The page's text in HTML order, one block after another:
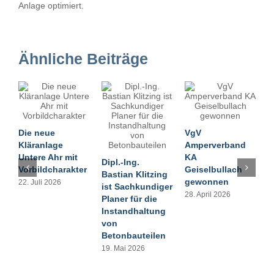
Anlage optimiert.
Ähnliche Beiträge
Die neue
Kläranlage
Untere Ahr mit
Vorbildcharakter
22. Juli 2026
Dipl.-Ing.
Bastian Klitzing
ist Sachkundiger
Planer für die
Instandhaltung
von
Betonbauteilen
19. Mai 2026
VgV
Amperverband
KA
Geiselbullach
gewonnen
28. April 2026